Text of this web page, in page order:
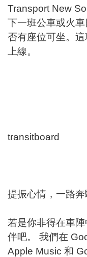
Transport New
下一班公車或火
否有座位可坐。
上線。
transitboard
提振心情，一路
若是你非得在車
伴吧。 我們在
Apple Music 和